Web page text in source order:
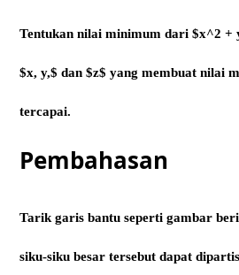
Tentukan nilai minimum dari $x^2
$x, y,$ dan $z$ yang membuat nilai
tercapai.
Pembahasan
Tarik garis bantu seperti gambar
siku-siku besar tersebut dapat